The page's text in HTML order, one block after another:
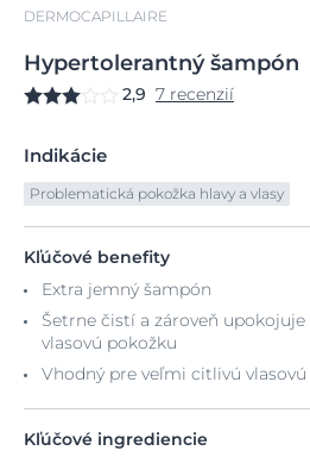
DERMOCAPILLAIRE
Hypertolerantnýšampón
2,9 7 recenzií
Indikácie
Problematická pokožka hlavy a vlasy
Kľúčové benefity
Extra jemný šampón
Šetrne čistí a zároveň upokojuje
vlasovú pokožku
Vhodný pre veľmi citlivú
Kľúčové ingrediencie